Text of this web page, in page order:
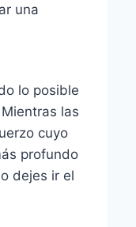
una
lo posible
las
cuyo
profundo
dejes ir el